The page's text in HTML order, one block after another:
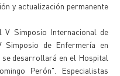
y actualización permanente
Simposio Internacional de
de Enfermería en
desarrollará en el Hospital
Perón". Especialistas